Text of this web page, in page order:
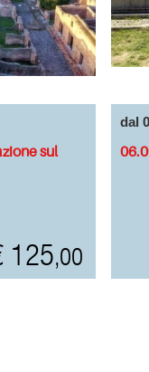
sul
125,00
dal